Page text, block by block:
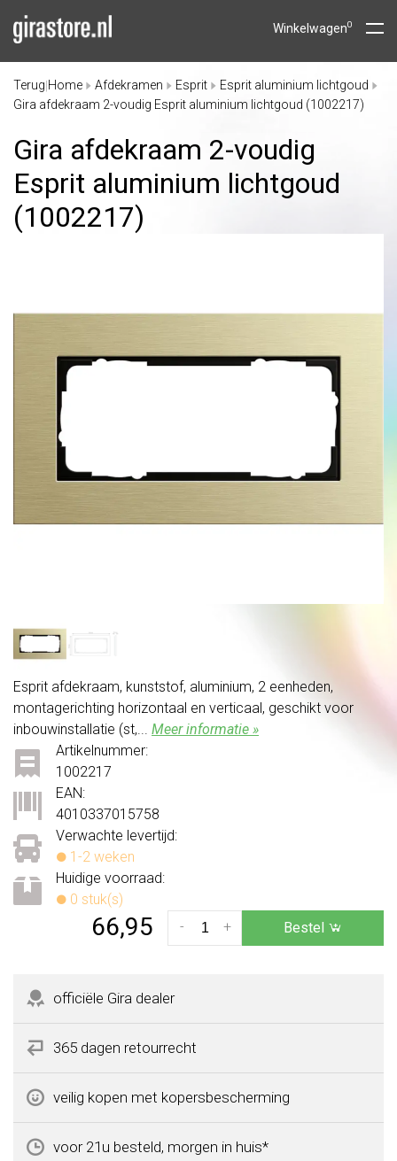
Winkelwagen0
Terug Home Afdekramen Esprit
Esprit aluminium lichtgoud
Gira afdekraam 2-voudig Esprit aluminium lichtgoud (1002217)
Gira afdekraam 2-voudig
Esprit aluminium lichtgoud
(1002217)
Esprit afdekraam, kunststof, aluminium, 2 eenheden,
montagerichting horizontaal en verticaal, geschikt voor
inbouwinstallatie (st,... Meer informatie »
Verwachte levertijd:
1-2 weken
Huidige voorraad:
0 stuk(s)
Artikelnummer:
1002217
EAN:
4010337015758
66,95 +
- Bestel
officiële Gira dealer
365 dagen retourrecht
veilig kopen met kopersbescherming
voor 21u besteld, morgen in huis*